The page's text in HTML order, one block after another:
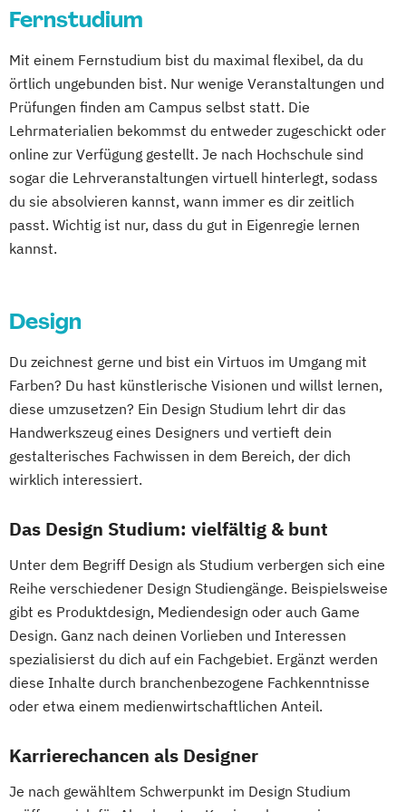
Wirtschaftsinformatik
Wirtschaftspsychologie
Wirtschaftspsychologie mit Schwerpunkt
Fernstudium
Mit einem Fernstudium bist du maximal flexibel, da du
örtlich ungebunden bist. Nur wenige Veranstaltungen und
Prüfungen finden am Campus selbst statt. Die
Lehrmaterialien bekommst du entweder zugeschickt oder
online zur Verfügung gestellt. Je nach Hochschule sind
sogar die Lehrveranstaltungen virtuell hinterlegt, sodass
du sie absolvieren kannst, wann immer es dir zeitlich
passt. Wichtig ist nur, dass du gut in Eigenregie lernen
kannst.
Design
Du zeichnest gerne und bist ein Virtuos im Umgang mit
Farben? Du hast künstlerische Visionen und willst lernen,
diese umzusetzen? Ein Design Studium lehrt dir das
Handwerkszeug eines Designers und vertieft dein
gestalterisches Fachwissen in dem Bereich, der dich
wirklich interessiert.
Das Design Studium: vielfältig & bunt
Unter dem Begriff Design als Studium verbergen sich eine
Reihe verschiedener Design Studiengänge. Beispielsweise
gibt es Produktdesign, Mediendesign oder auch Game
Design. Ganz nach deinen Vorlieben und Interessen
spezialisierst du dich auf ein Fachgebiet. Ergänzt werden
diese Inhalte durch branchenbezogene Fachkenntnisse
oder etwa einem medienwirtschaftlichen Anteil.
Karrierechancen als Designer
Je nach gewähltem Schwerpunkt im Design Studium